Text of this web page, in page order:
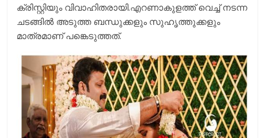
ക്രിസ്റ്റിയും വിവാഹിതരായി.എറണാകുളത്ത് വെച്ച് നടന്ന
ചടങ്ങിൽ അടുത്ത ബന്ധുക്കളും സുഹൃത്തുക്കളും
മാത്രമാണ് പങ്കെടുത്തത്.